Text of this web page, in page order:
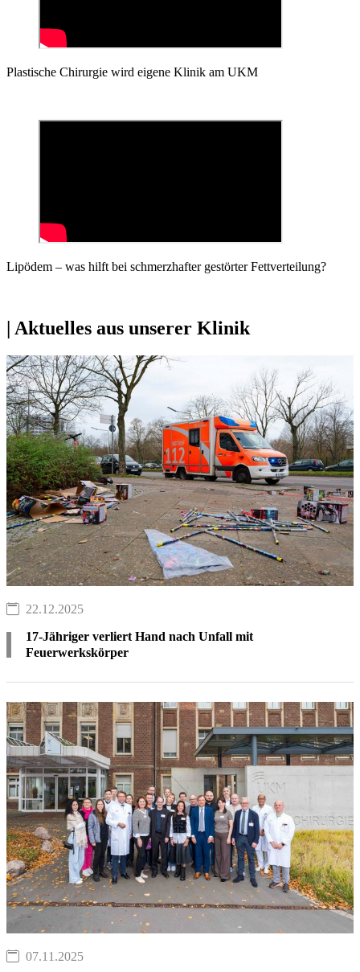
Plastische Chirurgie wird eigene Klinik am UKM
Lipödem – was hilft bei schmerzhafter gestörter Fettverteilung?
| Aktuelles aus unserer Klinik
22.12.2025
17-Jähriger verliert Hand nach Unfall mit
Feuerwerkskörper
07.11.2025